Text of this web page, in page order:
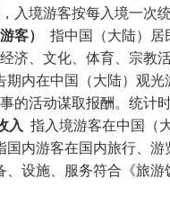
入境游客按每入境一次
客）
指中国（大陆）居
济、文化、体育、宗教
期内在中国（大陆）观
的活动谋取报酬。统计
入 指入境游客在中国（
国内游客在国内旅行、游
、设施、服务符合《旅